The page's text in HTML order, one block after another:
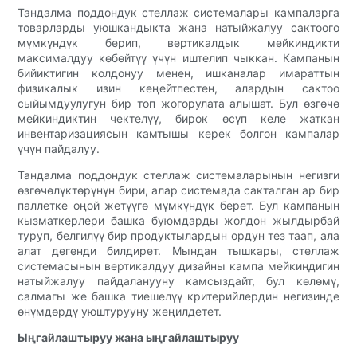
Тандалма поддондук стеллаж системалары кампаларга
товарларды уюшкандыкта жана натыйжалуу сактоого
мүмкүндүк берип, вертикалдык мейкиндикти
максималдуу көбөйтүү үчүн иштелип чыккан. Кампанын
бийиктигин колдонуу менен, ишканалар имараттын
физикалык изин кеңейтпестен, алардын сактоо
сыйымдуулугун бир топ жогорулата алышат. Бул өзгөчө
мейкиндиктин чектелүү, бирок өсүп келе жаткан
инвентаризациясын камтышы керек болгон кампалар
үчүн пайдалуу.
Тандалма поддондук стеллаж системаларынын негизги
өзгөчөлүктөрүнүн бири, алар системада сакталган ар бир
паллетке оңой жетүүгө мүмкүндүк берет. Бул кампанын
кызматкерлери башка буюмдарды жолдон жылдырбай
туруп, белгилүү бир продуктылардын ордун тез таап, ала
алат дегенди билдирет. Мындан тышкары, стеллаж
системасынын вертикалдуу дизайны кампа мейкиндигин
натыйжалуу пайдаланууну камсыздайт, бул көлөмү,
салмагы же башка тиешелүү критерийлердин негизинде
өнүмдөрдү уюштурууну жеңилдетет.
Ыңгайлаштыруу жана ыңгайлаштыруу